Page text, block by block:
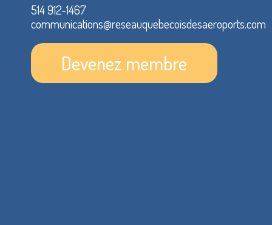
514 912-1467
communications@reseauquebecoisdesaeroports.com
Devenez membre